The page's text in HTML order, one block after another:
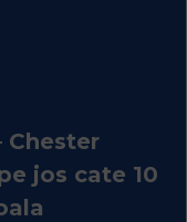
Chester
jos cate 10